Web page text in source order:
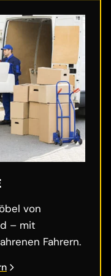
von
– mit
Fahrern.